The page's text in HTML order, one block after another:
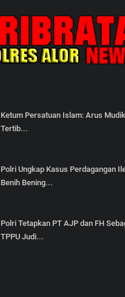
Ketum Persatuan Islam: Arus
Tertib...
Polri Ungkap Kasus Perdagangan
Benih Bening...
Polri Tetapkan PT AJP dan FH
TPPU Judi...